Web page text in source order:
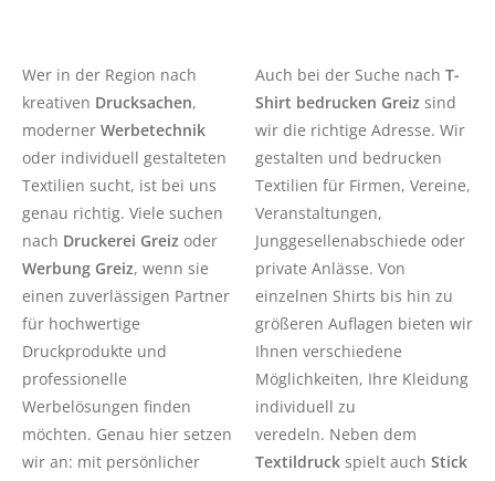
Wer in der Region nach
kreativen Drucksachen,
moderner Werbetechnik
oder individuell gestalteten
Textilien sucht, ist bei uns
genau richtig. Viele suchen
nach Druckerei Greiz oder
Werbung Greiz, wenn sie
einen zuverlässigen Partner
für hochwertige
Druckprodukte und
professionelle
Werbelösungen finden
möchten. Genau hier setzen
wir an: mit persönlicher
Auch bei der Suche nach T-
Shirt bedrucken Greiz sind
wir die richtige Adresse. Wir
gestalten und bedrucken
Textilien für Firmen, Vereine,
Veranstaltungen,
Junggesellenabschiede oder
private Anlässe. Von
einzelnen Shirts bis hin zu
größeren Auflagen bieten wir
Ihnen verschiedene
Möglichkeiten, Ihre Kleidung
individuell zu
veredeln. Neben dem
Textildruck spielt auch Stick